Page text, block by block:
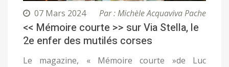
07 Mars 2024 Par : Michèle Acquaviva Pache
<< Mémoire courte >> sur Via Stella, le
2e enfer des mutilés corses
Le magazine, « Mémoire courte »de Luc